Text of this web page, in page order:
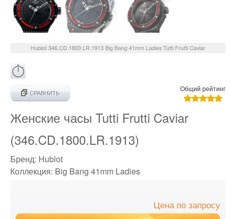
Hublot 346.CD.1800.LR.1913 Big Bang 41mm Ladies Tutti Frutti Caviar
СРАВНИТЬ
Общий рейтинг
Женские часы Tutti Frutti Caviar
(346.CD.1800.LR.1913)
Бренд: Hublot
Коллекция: Big Bang 41mm Ladies
Цена по запросу